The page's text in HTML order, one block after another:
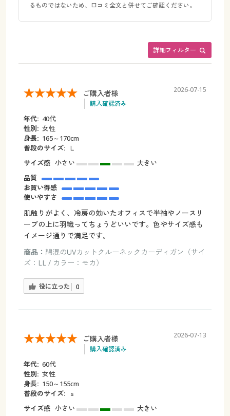
るものではないため、口コミ全文と併せてご確認ください。
詳細フィルター
ご購入者様
購入確認済み
2026-07-15
年代: 40代
性別: 女性
身長: 165～170cm
普段のサイズ: Ｌ
サイズ感 小さい
大きい
品質
お買い得感
使いやすさ
肌触りがよく、冷房の効いたオフィスで半袖やノースリ
ーブの上に羽織ってちょうどいいです。色やサイズ感も
イメージ通りで満足です。
商品： 綿混のUVカットクルーネックカーディガン（サイ
ズ：LL / カラー：モカ）
役に立った 0
ご購入者様
購入確認済み
2026-07-13
年代: 60代
性別: 女性
身長: 150～155cm
普段のサイズ:
ｓ
サイズ感 小さい
大きい